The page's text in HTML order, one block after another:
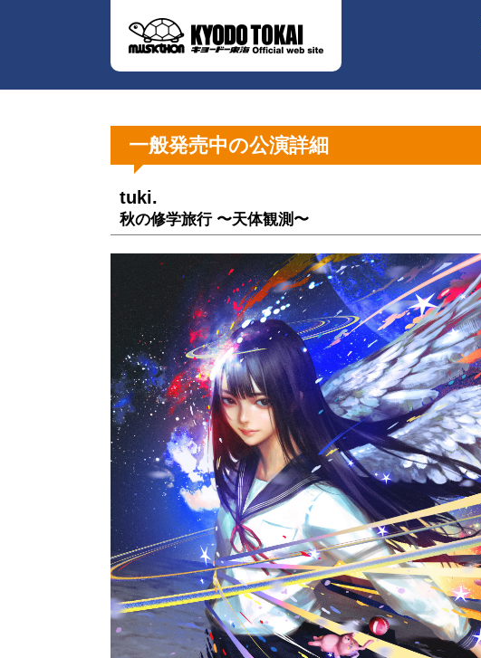
一般発売中の公演詳細
tuki.
秋の修学旅行 〜天体観測〜